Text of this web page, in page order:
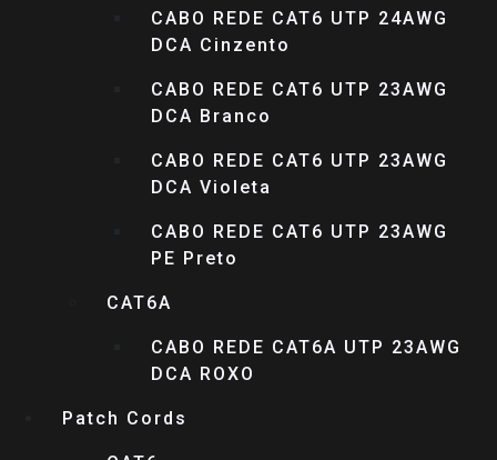
CABO REDE CAT6 UTP 24AWG
DCA Cinzento
CABO REDE CAT6 UTP 23AWG
DCA Branco
CABO REDE CAT6 UTP 23AWG
DCA Violeta
CABO REDE CAT6 UTP 23AWG
PE Preto
CAT6A
CABO REDE CAT6A UTP 23AWG
DCA ROXO
Patch Cords